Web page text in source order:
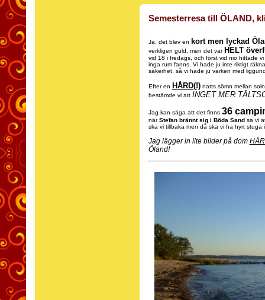
Semesterresa till ÖLAND,
Ja, det blev en kort men lyckad
verkligen guld, men det var HELT
vid 18 i fredags, och först vid nio hittade
inga rum fanns. Vi hade ju inte riktigt
säkerhet, så vi hade ju varken med
Efter en HÅRD(!)natts sömn mellan
bestämde vi att INGET MER
Jag kan säga att det finns 36
närStefan brännt sig i Böda Sandsa vi
ska vi tillbaka men då ska vi ha hyrt
Jag lägger in lite bilder på dom
Öland!